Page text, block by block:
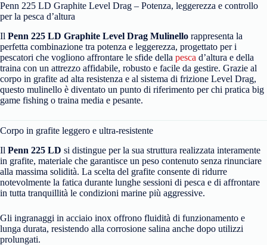
Penn 225 LD Graphite Level Drag – Potenza, leggerezza e controllo
per la pesca d’altura
Il Penn 225 LD Graphite Level Drag Mulinello rappresenta la
perfetta combinazione tra potenza e leggerezza, progettato per i
pescatori che vogliono affrontare le sfide della pesca d’altura e della
traina con un attrezzo affidabile, robusto e facile da gestire. Grazie al
corpo in grafite ad alta resistenza e al sistema di frizione Level Drag,
questo mulinello è diventato un punto di riferimento per chi pratica big
game fishing o traina media e pesante.
Corpo in grafite leggero e ultra-resistente
Il Penn 225 LD si distingue per la sua struttura realizzata interamente
in grafite, materiale che garantisce un peso contenuto senza rinunciare
alla massima solidità. La scelta del grafite consente di ridurre
notevolmente la fatica durante lunghe sessioni di pesca e di affrontare
in tutta tranquillità le condizioni marine più aggressive.
Gli ingranaggi in acciaio inox offrono fluidità di funzionamento e
lunga durata, resistendo alla corrosione salina anche dopo utilizzi
prolungati.